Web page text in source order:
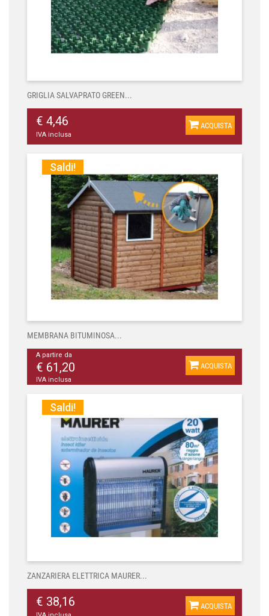
GRIGLIA SALVAPRATO GREEN...
€ 4,46
IVA inclusa
ACQUISTA
Saldi!
MEMBRANA BITUMINOSA...
A partire da
€ 61,20
IVA inclusa
ACQUISTA
Saldi!
ZANZARIERA ELETTRICA MAURER...
€ 38,16 ACQUISTA